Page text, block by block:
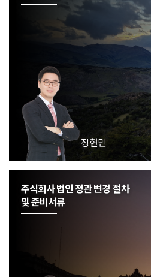
장현민
주식회사 법인 정관 변경 절차
및 준비서류